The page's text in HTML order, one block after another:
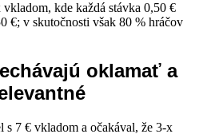
kde každá stávka 0,50 €
€; v skutočnosti však 80 % hráčov
oklamať a
7 € vkladom a očakával, že 3‑x